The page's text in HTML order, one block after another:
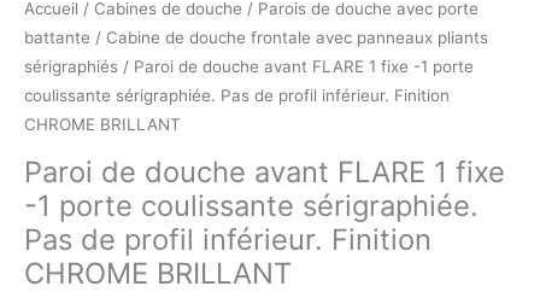
Accueil / Cabines de douche / Parois de douche avec porte
battante / Cabine de douche frontale avec panneaux pliants
sérigraphiés / Paroi de douche avant FLARE 1 fixe -1 porte
coulissante sérigraphiée. Pas de profil inférieur. Finition
CHROME BRILLANT
Paroi de douche avant FLARE 1 fixe
-1 porte coulissante sérigraphiée.
Pas de profil inférieur. Finition
CHROME BRILLANT